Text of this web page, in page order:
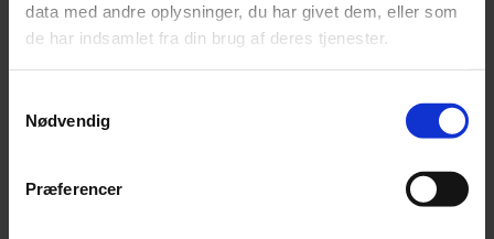
data med andre oplysninger, du har givet dem, eller som
de har indsamlet fra din brug af deres tjenester.
Nødvendig
Præferencer